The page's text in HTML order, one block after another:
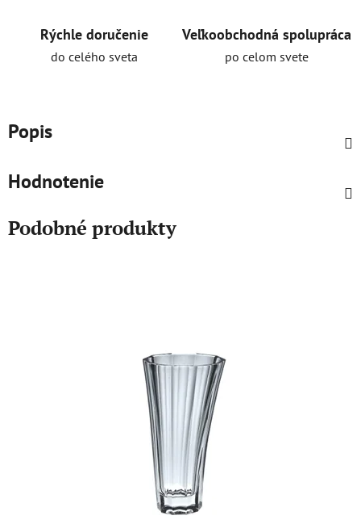
Rýchle doručenie
do celého sveta
Veľkoobchodná spolupráca
po celom svete
Popis
Hodnotenie
Podobné produkty